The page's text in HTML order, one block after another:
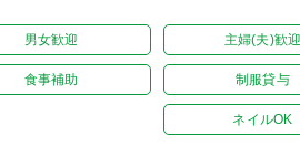
男女歓迎 主婦(夫)歓
食事補助 制服貸与
ネイルOK